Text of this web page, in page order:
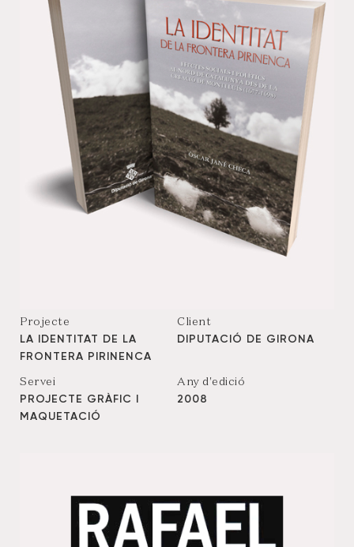
Projecte
LA IDENTITAT DE LA
FRONTERA PIRINENCA
Client
DIPUTACIÓ DE GIRONA
Servei
PROJECTE GRÀFIC I
MAQUETACIÓ
Any d'edició
2008